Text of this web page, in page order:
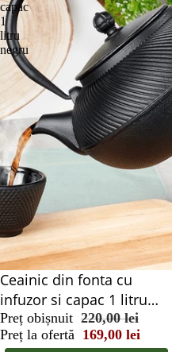
capac
1
litru
negru
Reducere 23%
Ceainic din fonta cu
infuzor si capac 1 litru
negru
Preț obișnuit 220,00 lei
Preț la ofertă 169,00 lei